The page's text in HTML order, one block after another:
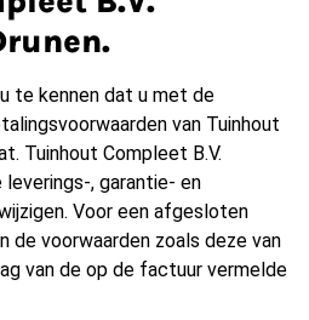
te kennen dat u met de
van Tuinhout
Tuinhout Compleet B.V.
, garantie- en
Voor een afgesloten
de voorwaarden zoals deze van
van de op de factuur vermelde